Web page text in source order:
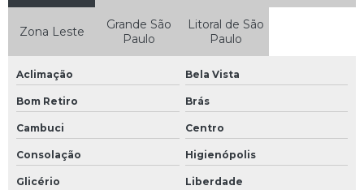
Zona Leste
Grande São
Paulo
Litoral de São
Paulo
Aclimação Bela Vista
Bom Retiro Brás
Cambuci Centro
Consolação Higienópolis
Glicério Liberdade